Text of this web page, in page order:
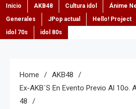
Inicio AKB48 Cultura idol Ánime
Generales
JPop actual Hello! Project
idol 70s
idol 80s
Home
AKB48
Ex-AKB´s En Evento Previo Al 10o.
48